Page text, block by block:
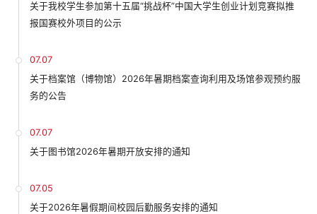
关于我校学生参加第十五届“挑战杯”中国大学生创业计划竞赛拟推
报国赛校外项目的公示
07.07
关于档案馆（博物馆）2026年暑期档案查询利用及场馆参观预约服
务的公告
07.07
关于图书馆2026年暑期开放安排的通知
07.05
关于2026年暑假期间校园后勤服务安排的通知